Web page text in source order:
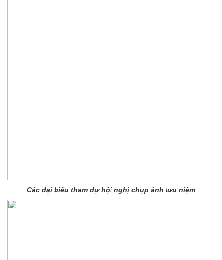
Các đại biểu tham dự hội nghị chụp ảnh lưu niệm